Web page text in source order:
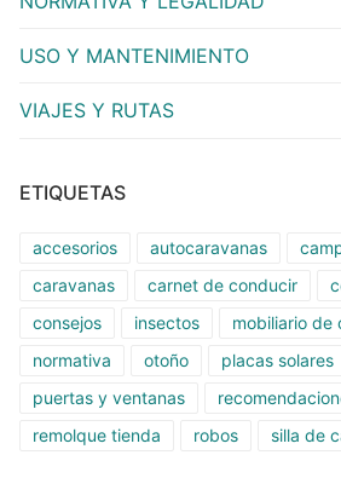
USO Y MANTENIMIENTO
VIAJES Y RUTAS
ETIQUETAS
accesorios autocaravanas
caravanas
carnet de conducir
consejos
insectos
mobiliario de
normativa
otoño placas solares
puertas y ventanas
remolque tienda
robos silla de